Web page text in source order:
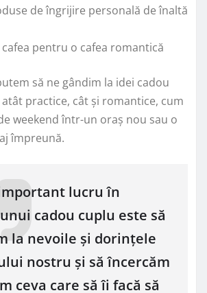
de îngrijire personală de înaltă
pentru o cafea romantică
să ne gândim la idei cadou
practice, cât și romantice, cum
weekend într-un oraș nou sau o
împreună.
lucru în
cadou cuplu este să
la nevoile și dorințele
nostru și să încercăm
ceva care să îi facă să